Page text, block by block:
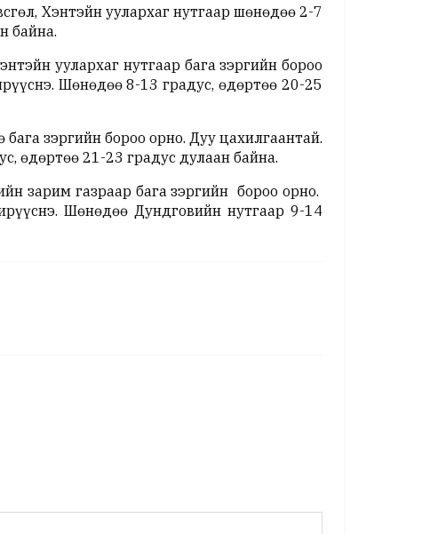
Хэнтэйн уулархаг нутгаар шөнөдөө 2-7
байна.
уулархаг нутгаар бага зэргийн бороо
Шөнөдөө 8-13 градус, өдөртөө 20-25
зэргийн бороо орно. Дуу цахилгаантай.
өдөртөө 21-23 градус дулаан байна.
зарим газраар бага зэргийн бороо орно.
Шөнөдөө Дундговийн нутгаар 9-14